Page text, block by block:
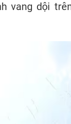
vang dội